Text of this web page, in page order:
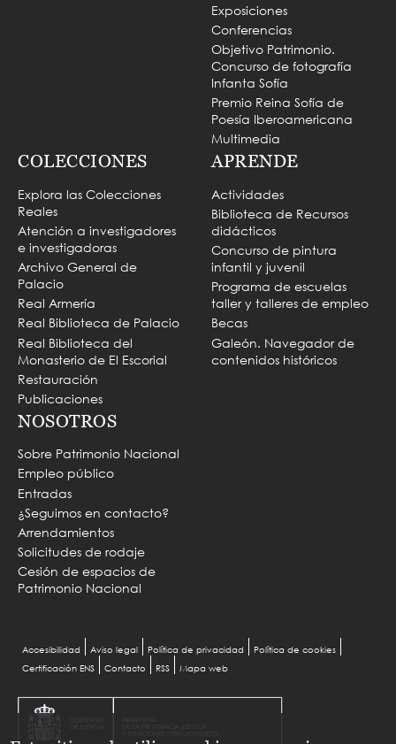
Exposiciones
Conferencias
Objetivo Patrimonio.
Concurso de fotografía
Infanta Sofía
Premio Reina Sofía de
Poesía Iberoamericana
Multimedia
COLECCIONES
Explora las Colecciones
Reales
Atención a investigadores
e investigadoras
Archivo General de
Palacio
Real Armería
Real Biblioteca de Palacio
Real Biblioteca del
Monasterio de El Escorial
Restauración
Publicaciones
APRENDE
Actividades
Biblioteca de Recursos
didácticos
Concurso de pintura
infantil y juvenil
Programa de escuelas
taller y talleres de empleo
Becas
Galeón. Navegador de
contenidos históricos
NOSOTROS
Sobre Patrimonio Nacional
Empleo público
Entradas
¿Seguimos en contacto?
Arrendamientos
Solicitudes de rodaje
Cesión de espacios de
Patrimonio Nacional
Menu
Accesibilidad Aviso legal Política de privacidad
Política de cookies
Certificación ENS
Contacto RSS Mapa web